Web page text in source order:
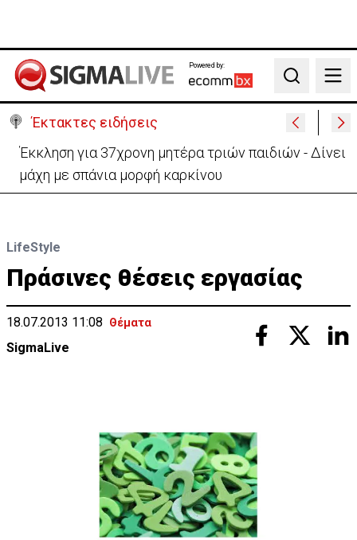
Powered by:
Search
Έκτακτες ειδήσεις
Γερμανία: Συγκρούστηκαν δύο τραμ - Τουλάχιστον
25 τραυματίες, οι 7 σοβαρά
LifeStyle
Πράσινες θέσεις εργασίας
18.07.2013 11:08 Θέματα
SigmaLive